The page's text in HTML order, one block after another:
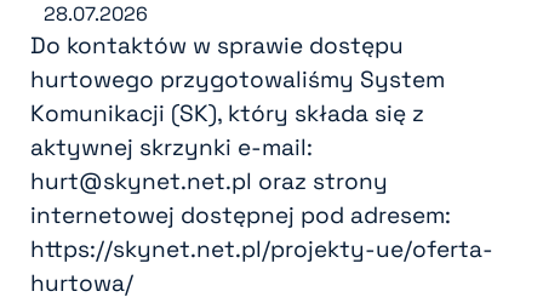
28.07.2026
Do kontaktów w sprawie dostępu
hurtowego przygotowaliśmy System
Komunikacji (SK), który składa się z
aktywnej skrzynki e-mail:
hurt@skynet.net.pl oraz strony
internetowej dostępnej pod adresem:
https://skynet.net.pl/projekty-ue/oferta-
hurtowa/